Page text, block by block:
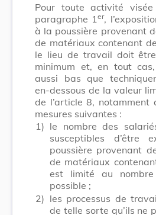
Pour toute activité
paragraphe 1er,
à la poussière provenant
de matériaux contenant
le lieu de travail doit
minimum et, en tout
aussi bas que
en-dessous de la valeur
de l’article 8, notamment
mesures suivantes :
1) le nombre des
susceptibles d’être
poussière provenant
de matériaux
est limité au
possible ;
2) les processus de
de telle sorte qu’ils ne